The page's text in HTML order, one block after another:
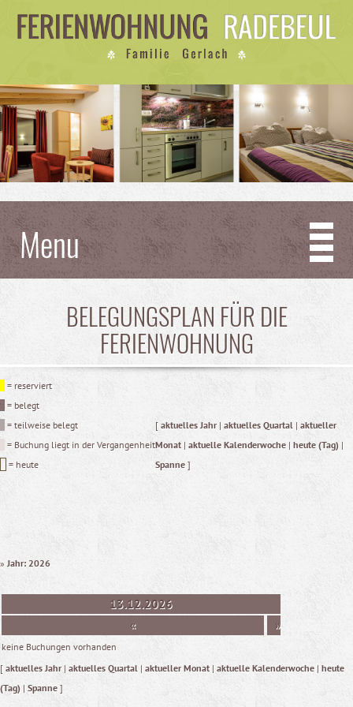
Menu
BELEGUNGSPLAN FÜR DIE
FERIENWOHNUNG
= reserviert
= belegt
= teilweise belegt
= Buchung liegt in der Vergangenheit
= heute
[ aktuelles Jahr| aktuelles Quartal | aktueller
Monat| aktuelle Kalenderwoche | heute (Tag) |
Spanne ]
» Jahr: 2026
13.12.2026
«
»
keine Buchungen vorhanden
[ aktuelles Jahr| aktuelles Quartal | aktueller Monat | aktuelle Kalenderwoche | heute
(Tag) | Spanne ]